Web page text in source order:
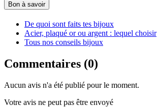
Bon à savoir
De quoi sont faits tes bijoux
Acier, plaqué or ou argent : lequel choisir
Tous nos conseils bijoux
Commentaires (0)
Aucun avis n'a été publié pour le moment.
Votre avis ne peut pas être envoyé